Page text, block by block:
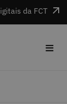
da FCT
≡